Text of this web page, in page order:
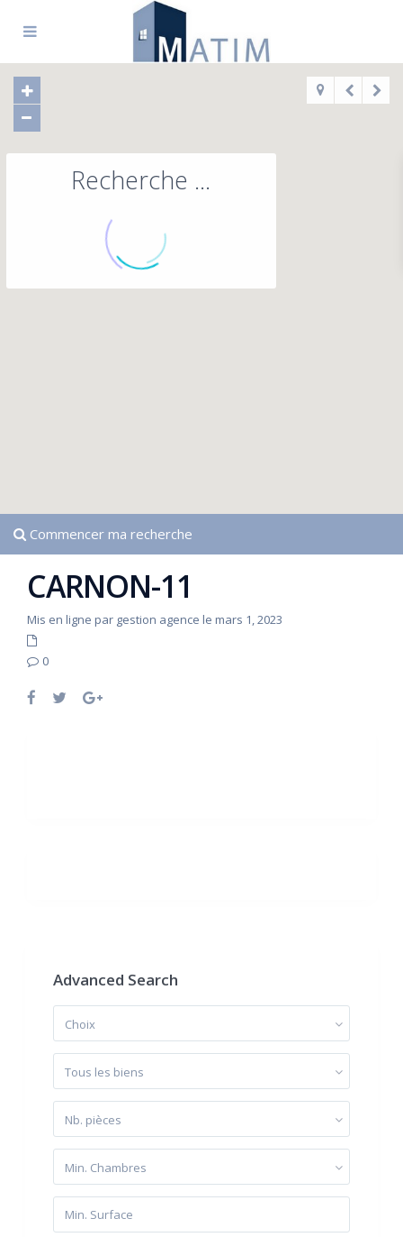
Recherche ...
Commencer ma recherche
CARNON-11
Mis en ligne par gestion agence le mars 1, 2023
0
Advanced Search
Choix
Tous les biens
Nb. pièces
Min. Chambres